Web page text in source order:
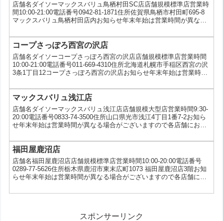
店舗名ダイソーマックスバリュ鳥栖村田SC店店舗規模標準店営業時
間10:00-21:00電話番号0942-81-1871住所佐賀県鳥栖市村田町695-8
マックスバリュ鳥栖村田店内お知らせ年末年始は営業時間が異なる
星タオルキャンペーン、au三太郎の日
コープさっぽろ西宮の沢店
店舗名ダイソーコープさっぽろ西宮の沢店店舗規模標準店営業時間
10:00-21:00電話番号011-669-4310住所北海道札幌市手稲区西宮の沢
3条1丁目12コープさっぽろ西宮の沢店お知らせ年末年始は営業時間
ービスau三太郎の日
マックスバリュ浅江店
店舗名ダイソーマックスバリュ浅江店店舗規模大型店営業時間9:30-
20:00電話番号0833-74-3500住所山口県光市浅江4丁目1番7-2お知ら
せ年末年始は営業時間が異なる場合がございますので各店舗にお問
ルキャンペーン、au三太郎の日
福田屋鹿沼店
店舗名福田屋鹿沼店店舗規模標準店営業時間10:00-20:00電話番号
0289-77-5626住所栃木県鹿沼市東末広町1073 福田屋鹿沼店3階お知
らせ年末年始は営業時間が異なる場合がございますので各店舗にお
ャンペーン（タオル）実施中
スポンサーリンク